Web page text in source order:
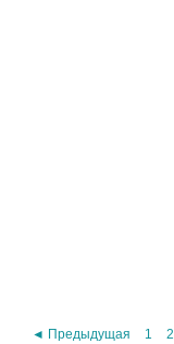
◄ Предыдущая 1 2